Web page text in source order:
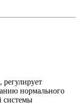
нормального
системы